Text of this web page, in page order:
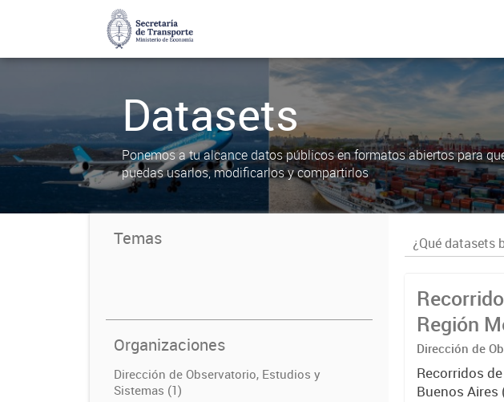
Datasets
Ponemos a tu alcance datos públicos en formatos abiertos para
puedas usarlos, modificarlos y compartirlos
Temas
Organizaciones
Dirección de Observatorio, Estudios y
Sistemas (1)
Región
(RMBA)
Dirección de
Recorridos
Buenos Aires